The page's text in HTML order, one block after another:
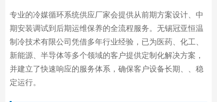
专业的冷媒循环系统供应厂家会提供从前期方案设计、中
期安装调试到后期运维保养的全流程服务。无锡冠亚恒温
制冷技术有限公司凭借多年行业经验，已为医药、化工、
新能源、半导体等多个领域的客户提供定制化解决方案，
并建立了快速响应的服务体系，确保客户设备长期、、稳
定运行。